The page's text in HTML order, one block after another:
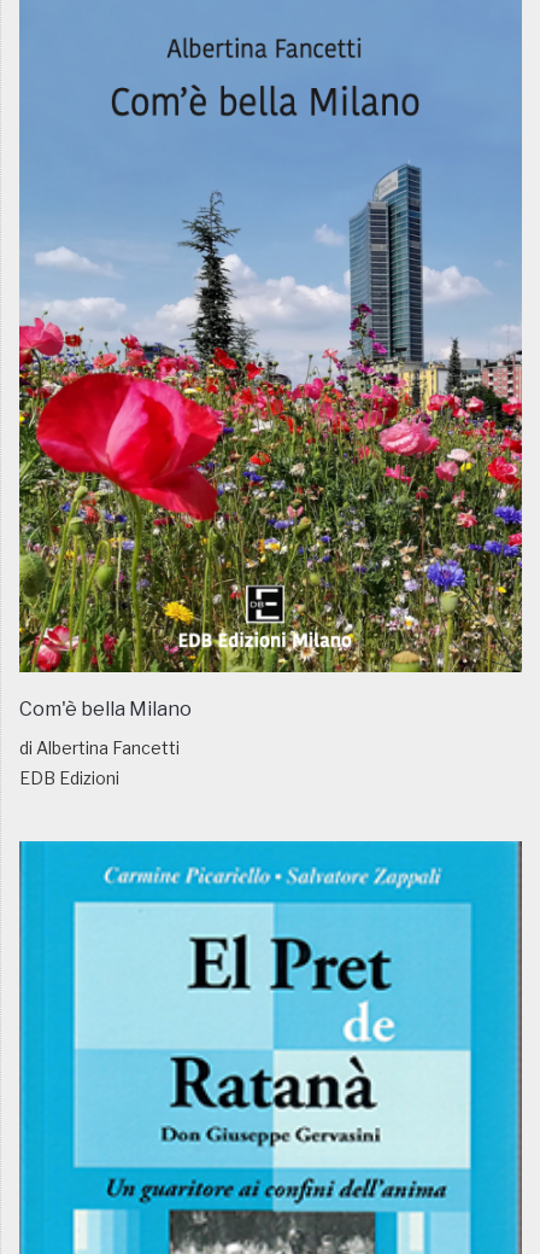
Com'è bella Milano
di Albertina Fancetti
EDB Edizioni